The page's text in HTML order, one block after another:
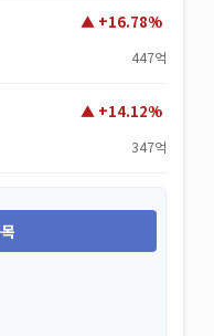
+16.78%
447억
+14.12%
347억